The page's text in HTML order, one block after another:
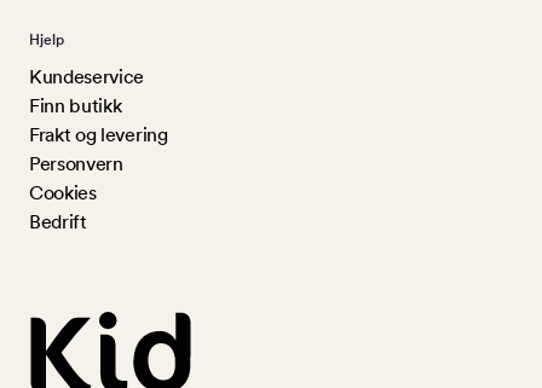
Hjelp
Kundeservice
Finn butikk
Frakt og levering
Personvern
Cookies
Bedrift